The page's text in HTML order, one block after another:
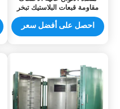
مقاومة قبعات البلاستيك تبخر
فراغ آلة تعدين
احصل على أفضل سعر